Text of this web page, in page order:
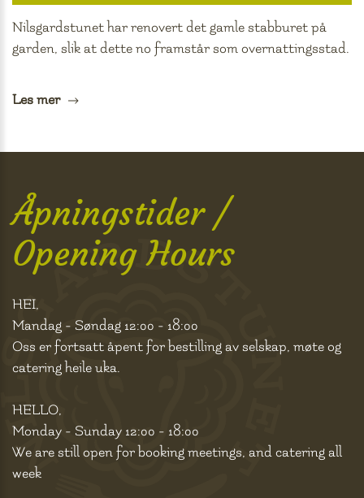
Nilsgardstunet har renovert det gamle stabburet på
garden, slik at dette no framstår som overnattingsstad.
Les mer
Åpningstider /
Opening Hours
HEI,
Mandag - Søndag 12:00 - 18:00
Oss er fortsatt åpent for bestilling av selskap, møte og
catering heile uka.
HELLO,
Monday - Sunday 12:00 - 18:00
We are still open for booking meetings, and catering all
week